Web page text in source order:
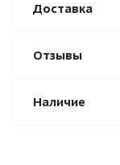
Доставка
Отзывы
Наличие